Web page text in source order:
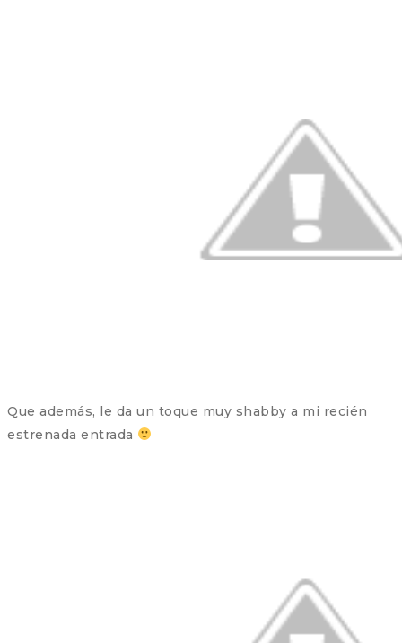
Que además, le da un toque muy shabby a mi recién
estrenada entrada